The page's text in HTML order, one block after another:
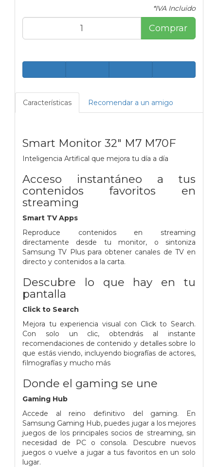
*IVA Incluido
Comprar
Características Recomendar a un amigo
Smart Monitor 32" M7 M70F
Inteligencia Artifical que mejora tu día a día
Acceso instantáneo a tus
contenidos favoritos en
streaming
Smart TV Apps
Reproduce contenidos en streaming
directamente desde tu monitor, o sintoniza
Samsung TV Plus para obtener canales de TV en
directo y contenidos a la carta.
Descubre lo que hay en tu
pantalla
Click to Search
Mejora tu experiencia visual con Click to Search.
Con solo un clic, obtendrás al instante
recomendaciones de contenido y detalles sobre lo
que estás viendo, incluyendo biografías de actores,
filmografías y mucho más
Donde el gaming se une
Gaming Hub
Accede al reino definitivo del gaming. En
Samsung Gaming Hub, puedes jugar a los mejores
juegos de los principales socios de streaming, sin
necesidad de PC o consola. Descubre nuevos
juegos o vuelve a jugar a tus favoritos en un solo
lugar.